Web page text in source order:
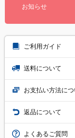
お知らせ
ご利用ガイド
送料について
お支払い方法に
返品について
よくあるご質問